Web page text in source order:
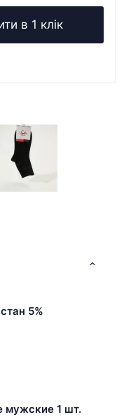
в 1 клік
5%
мужские 1 шт.